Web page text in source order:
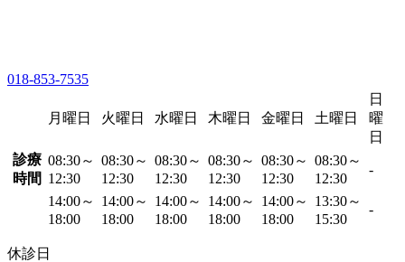
018-853-7535
月曜日 火曜日 水曜日 木曜日 金曜日 土曜日
日
曜
日
診療
時間
08:30～
12:30
08:30～
12:30
08:30～
12:30
08:30～
12:30
08:30～
12:30
08:30～
12:30
-
14:00～
18:00
14:00～
18:00
14:00～
18:00
14:00～
18:00
14:00～
18:00
13:30～
15:30
-
休診日